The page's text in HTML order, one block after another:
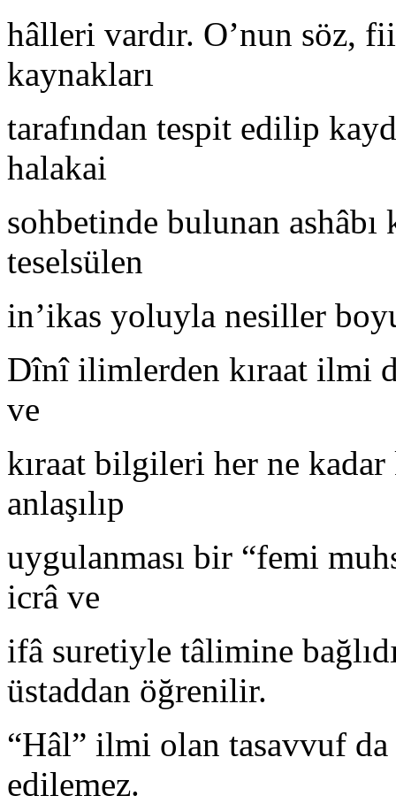
hâlleri vardır. O’nun söz,
kaynakları
tarafından tespit edilip
halakai
sohbetinde bulunan ashâbı
teselsülen
in’ikas yoluyla nesiller
Dînî ilimlerden kıraat ilmi
ve
kıraat bilgileri her ne kadar
anlaşılıp
uygulanması bir “femi
icrâ ve
ifâ suretiyle tâlimine
üstaddan öğrenilir.
“Hâl” ilmi olan tasavvuf da
edilemez.